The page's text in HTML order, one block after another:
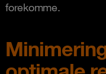
forekomme.